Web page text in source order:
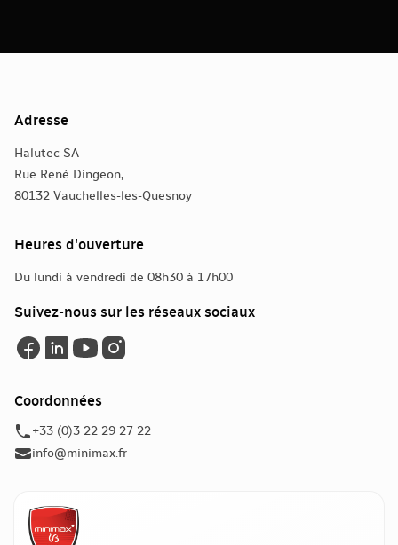
Adresse
Halutec SA
Rue René Dingeon,
80132 Vauchelles-les-Quesnoy
Heures d'ouverture
Du lundi à vendredi de 08h30 à 17h00
Suivez-nous sur les réseaux sociaux
Coordonnées
+33 (0)3 22 29 27 22
info@minimax.fr